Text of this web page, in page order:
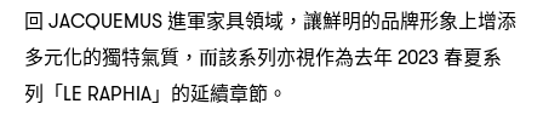
回 JACQUEMUS進軍家具領域 ， 讓鮮明的品牌形象上增添
多元化的獨特氣質 ， 而該系列亦視作為去年2023 春夏系
列「LE RAPHIA」的延續章節。